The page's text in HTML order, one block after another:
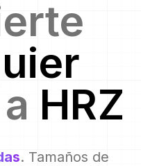
a HRZ
. Tamaños de